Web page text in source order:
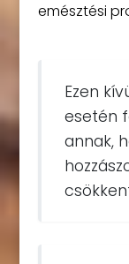
emésztési
Ezen
esetén
annak,